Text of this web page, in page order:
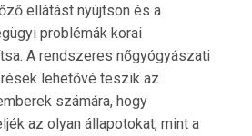
ellátást nyújtson és a
problémák korai
A rendszeres nőgyógyászati
lehetővé teszik az
számára, hogy
az olyan állapotokat, mint a